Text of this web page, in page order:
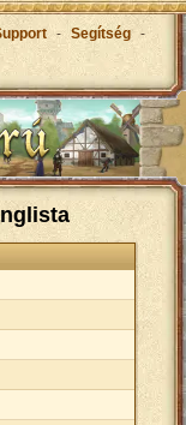
- Segítség -